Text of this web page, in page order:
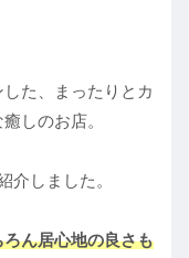
た、まったりとカ
しのお店。
介しました。
ん居心地の良さも